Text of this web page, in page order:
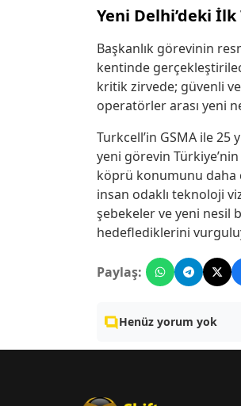
Yeni Delhi’deki
Başkanlık görevinin
kentinde
kritik zirvede; güvenli
operatörler arası yeni
Turkcell’in GSMA ile 25
yeni görevin
köprü konumunu daha
insan odaklı teknoloji
şebekeler ve yeni nesil
hedeflediklerini
Paylaş:
Henüz yorum yok